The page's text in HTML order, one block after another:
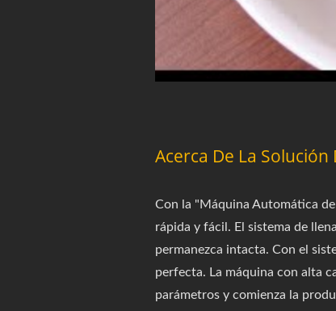
Acerca De La
Con la "Máquina Automática
rápida y fácil. El sistema de
permanezca intacta. Con el
perfecta. La máquina con alta
parámetros y comienza la